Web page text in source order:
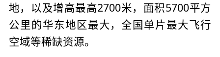
地，以及增高最高2700米，面积5700平方
公里的华东地区最大，全国单片最大飞行
空域等稀缺资源。